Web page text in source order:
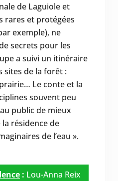
de Laguiole et
rares et protégées
exemple), ne
secrets pour les
a suivi un itinéraire
de la forêt :
Le conte et la
souvent peu
public de mieux
résidence de
de l’eau ».
: Lou-Anna Reix